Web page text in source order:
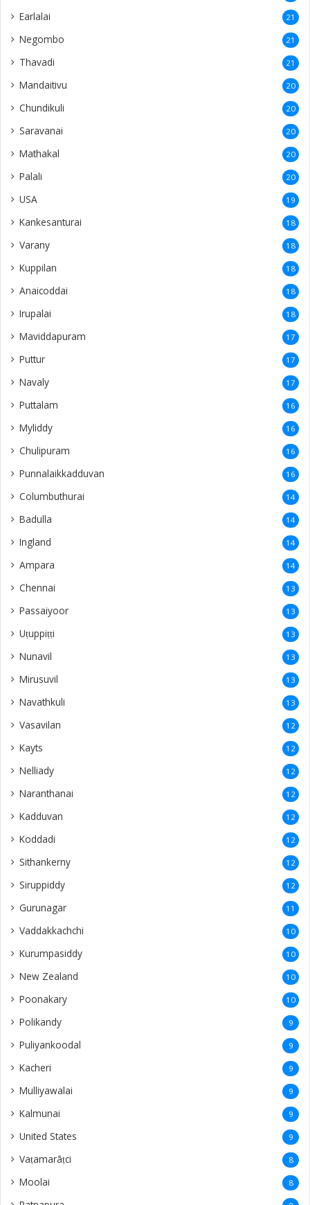
Earlalai 21
Negombo 21
Thavadi 21
Mandaitivu 20
Chundikuli 20
Saravanai 20
Mathakal 20
Palali 20
USA 19
Kankesanturai 18
Varany 18
Kuppilan 18
Anaicoddai 18
Irupalai 18
Maviddapuram 17
Puttur 17
Navaly 17
Puttalam 16
Myliddy 16
Chulipuram 16
Punnalaikkadduvan 16
Columbuthurai 14
Badulla 14
Ingland 14
Ampara 14
Chennai 13
Passaiyoor 13
Uṭuppiṭṭi 13
Nunavil 13
Mirusuvil 13
Navathkuli 13
Vasavilan 12
Kayts 12
Nelliady 12
Naranthanai 12
Kadduvan 12
Koddadi 12
Sithankerny 12
Siruppiddy 12
Gurunagar 11
Vaddakkachchi 10
Kurumpasiddy 10
New Zealand 10
Poonakary 10
Polikandy 9
Puliyankoodal 9
Kacheri 9
Mulliyawalai 9
Kalmunai 9
United States 9
Vaṭamarāṭci 8
Moolai 8